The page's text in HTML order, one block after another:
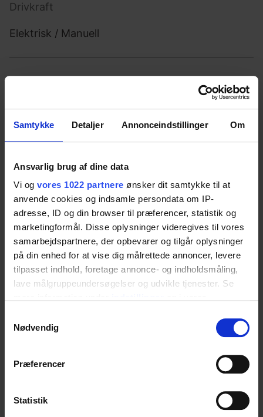
Samtykke Detaljer Annonceindstillinger Om
Ansvarlig brug af dine data
Vi og vores 1022 partnere ønsker dit samtykke til at
anvende cookies og indsamle persondata om IP-
adresse, ID og din browser til præferencer, statistik og
marketingformål. Disse oplysninger videregives til vores
samarbejdspartnere, der opbevarer og tilgår oplysninger
på din enhed for at vise dig målrettede annoncer, levere
tilpasset indhold, foretage annonce- og indholdsmåling,
lave målgruppeundersøgelser og udvikle tjenester. Se
tilbage eller ændre indstillinger fra vores
"Cookiedeklaration", eller ved at trykke på "Privacy
Indsamle præcise oplysninger om din placering,
Nødvendig
Præferencer
Statistik
Drivkraft
Elektrisk / Manuell
Montering
Väggmonterad
17966:2016
300 kg
Spolningsfunktion
3/6 liters (standard) kan justeras till 2/4,5 liter
Rostfritt stål.